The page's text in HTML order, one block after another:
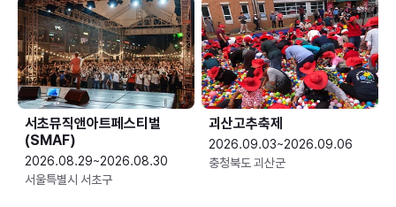
서초뮤직앤아트페스티벌
(SMAF)
2026.08.29~2026.08.30
서울특별시 서초구
괴산고추축제
2026.09.03~2026.09.06
충청북도 괴산군